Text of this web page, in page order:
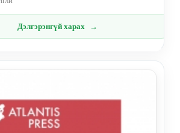
Дэлгэрэнгүй харах